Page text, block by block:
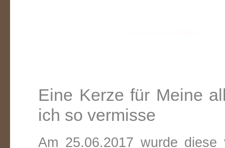
Eine Kerze für Meine
ich so vermisse
Am 25.06.2017 wurde